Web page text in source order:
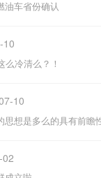
油车省份确认
10
么冷清么？！
10
思想是多么的具有前瞻
02